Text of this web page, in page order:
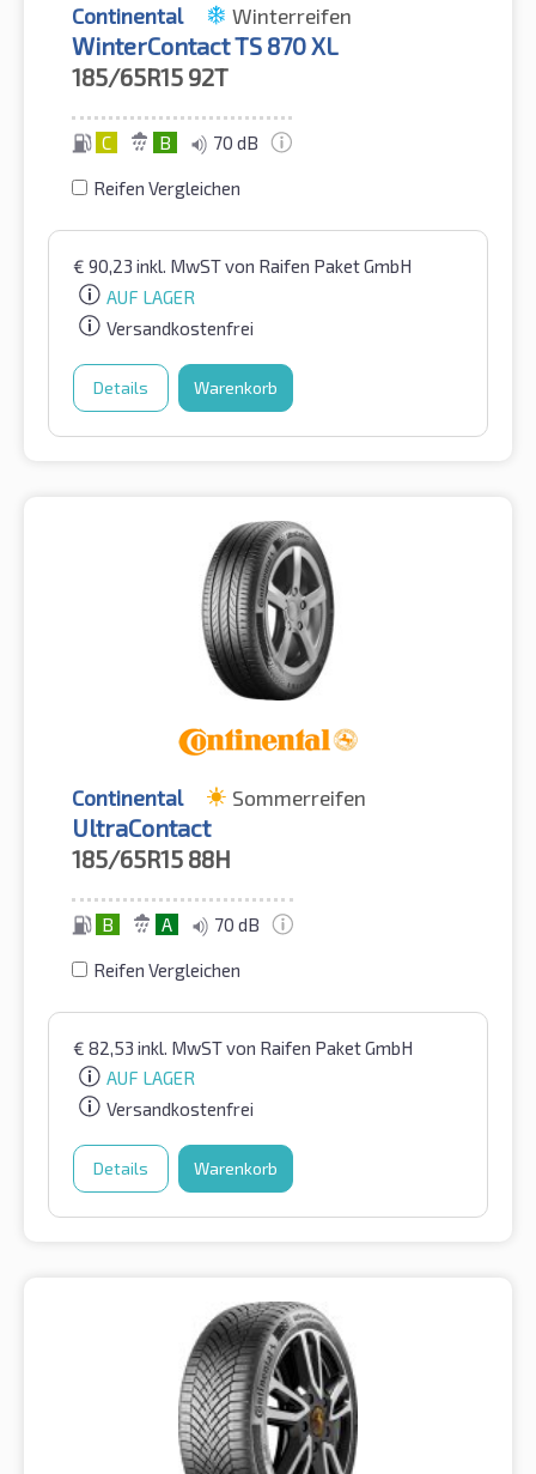
Continental Winterreifen
WinterContact TS 870 XL
185/65R15 92T
C B 70 dB
Reifen Vergleichen
€ 90,23 inkl. MwSTvon Raifen Paket GmbH
AUF LAGER
Versandkostenfrei
Details Warenkorb
Continental Sommerreifen
UltraContact
185/65R15 88H
B A 70 dB
Reifen Vergleichen
€ 82,53 inkl. MwSTvon Raifen Paket GmbH
AUF LAGER
Versandkostenfrei
Details Warenkorb